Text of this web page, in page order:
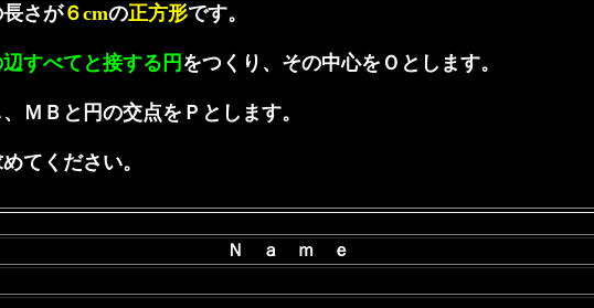
さが６cmの正方形です。
すべてと接する円 をつくり、その中心をＯとします。
ＭＢと円の交点をＰとします。
てください。
Ｎ ａ ｍ ｅ